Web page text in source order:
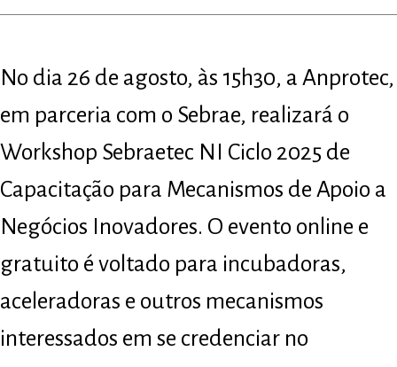
No dia 26 de agosto, às 15h30, a Anprotec,
em parceria com o Sebrae, realizará o
Workshop Sebraetec NI Ciclo 2025 de
Capacitação para Mecanismos de Apoio a
Negócios Inovadores. O evento online e
gratuito é voltado para incubadoras,
aceleradoras e outros mecanismos
interessados em se credenciar no